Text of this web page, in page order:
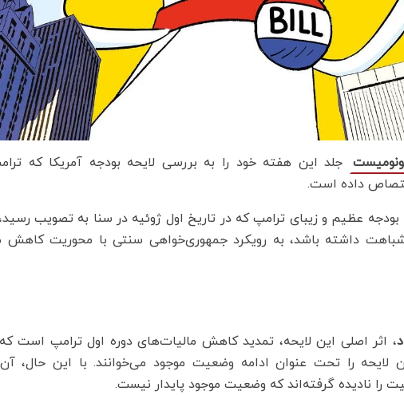
جلد این هفته خود را به بررسی لایحه بودجه آمریکا که
داده است.
بودجه عظیم و زیبای ترامپ که در تاریخ اول ژوئیه در سنا به تصویب
داشته باشد، به رویکرد جمهوری‌خواهی سنتی با محوریت کاهش
، اثر اصلی این لایحه، تمدید کاهش مالیات‌های دوره اول ترامپ است که
را تحت عنوان ادامه وضعیت موجود می‌خوانند. با این حال،
را نادیده گرفته‌اند که وضعیت موجود پایدار نیست.